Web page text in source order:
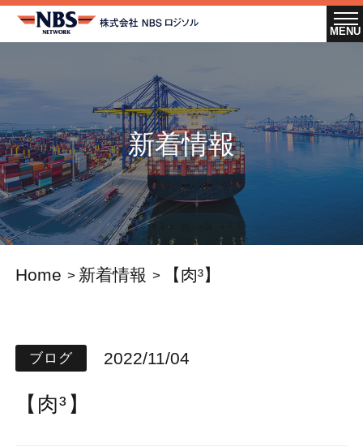
新着情報
Home 新着情報 【肉³】
ブログ 2022/11/04
【肉³】